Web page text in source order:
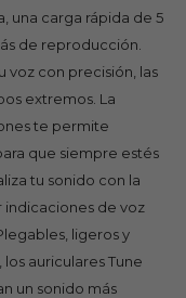
una carga rápida de 5
de reproducción.
voz con precisión, las
extremos. La
te permite
que siempre estés
tu sonido con la
indicaciones de voz
ligeros y
auriculares Tune
un sonido más